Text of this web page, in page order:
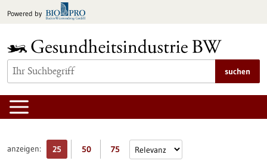
Inhalt
Powered by
suchen
anzeigen: 25 50 75